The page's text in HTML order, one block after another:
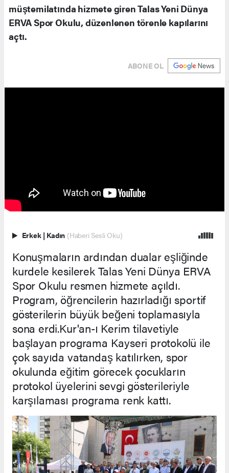
müştemilatında hizmete giren Talas Yeni Dünya
ERVA Spor Okulu, düzenlenen törenle kapılarını
açtı.
ABONE OL
Erkek | Kadın (Haberi Sesli Oku)
Konuşmaların ardından dualar eşliğinde
kurdele kesilerek Talas Yeni Dünya ERVA
Spor Okulu resmen hizmete açıldı.
Program, öğrencilerin hazırladığı sportif
gösterilerin büyük beğeni toplamasıyla
sona erdi.Kur'an-ı Kerim tilavetiyle
başlayan programa Kayseri protokolü ile
çok sayıda vatandaş katılırken, spor
okulunda eğitim görecek çocukların
protokol üyelerini sevgi gösterileriyle
karşılaması programa renk kattı.